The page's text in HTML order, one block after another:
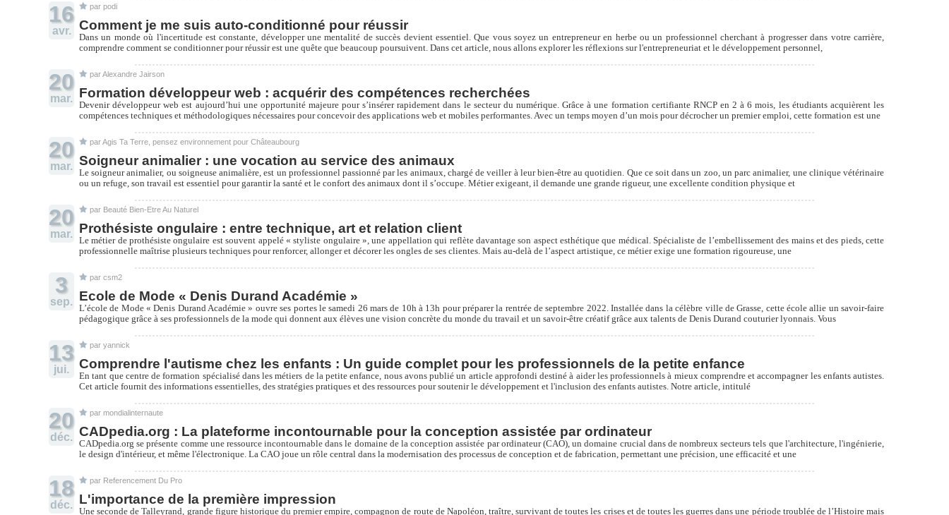
16
avr.
par podi
Comment je me suis auto-conditionné pour réussir
Dans un monde où l'incertitude est constante, développer une mentalité de succès devient essentiel. Que vous soyez un entrepreneur en herbe ou un professionnel cherchant à progresser dans votre carrière,
comprendre comment se conditionner pour réussir est une quête que beaucoup poursuivent. Dans cet article, nous allons explorer les réflexions sur l'entrepreneuriat et le développement personnel,
20
mar.
par Alexandre Jairson
Formation développeur web : acquérir des compétences recherchées
Devenir développeur web est aujourd’hui une opportunité majeure pour s’insérer rapidement dans le secteur du numérique. Grâce à une formation certifiante RNCP en 2 à 6 mois, les étudiants acquièrent les
compétences techniques et méthodologiques nécessaires pour concevoir des applications web et mobiles performantes. Avec un temps moyen d’un mois pour décrocher un premier emploi, cette formation est une
20
mar.
par Agis Ta Terre, pensez environnement pour Châteaubourg
Soigneur animalier : une vocation au service des animaux
Le soigneur animalier, ou soigneuse animalière, est un professionnel passionné par les animaux, chargé de veiller à leur bien-être au quotidien. Que ce soit dans un zoo, un parc animalier, une clinique vétérinaire
ou un refuge, son travail est essentiel pour garantir la santé et le confort des animaux dont il s’occupe. Métier exigeant, il demande une grande rigueur, une excellente condition physique et
20
mar.
par Beauté Bien-Etre Au Naturel
Prothésiste ongulaire : entre technique, art et relation client
Le métier de prothésiste ongulaire est souvent appelé « styliste ongulaire », une appellation qui reflète davantage son aspect esthétique que médical. Spécialiste de l’embellissement des mains et des pieds, cette
professionnelle maîtrise plusieurs techniques pour renforcer, allonger et décorer les ongles de ses clientes. Mais au-delà de l’aspect artistique, ce métier exige une formation rigoureuse, une
3
sep.
par csm2
Ecole de Mode « Denis Durand Académie »
L’école de Mode « Denis Durand Académie » ouvre ses portes le samedi 26 mars de 10h à 13h pour préparer la rentrée de septembre 2022. Installée dans la célèbre ville de Grasse, cette école allie un savoir-faire
pédagogique grâce à ses professionnels de la mode qui donnent aux élèves une vision concrète du monde du travail et un savoir-être créatif grâce aux talents de Denis Durand couturier lyonnais. Vous
13
jui.
par yannick
Comprendre l'autisme chez les enfants : Un guide complet pour les professionnels de la petite enfance
En tant que centre de formation spécialisé dans les métiers de la petite enfance, nous avons publié un article approfondi destiné à aider les professionnels à mieux comprendre et accompagner les enfants autistes.
Cet article fournit des informations essentielles, des stratégies pratiques et des ressources pour soutenir le développement et l'inclusion des enfants autistes. Notre article, intitulé
20
déc.
par mondialinternaute
CADpedia.org : La plateforme incontournable pour la conception assistée par ordinateur
CADpedia.org se présente comme une ressource incontournable dans le domaine de la conception assistée par ordinateur (CAO), un domaine crucial dans de nombreux secteurs tels que l'architecture, l'ingénierie,
le design d'intérieur, et même l'électronique. La CAO joue un rôle central dans la modernisation des processus de conception et de fabrication, permettant une précision, une efficacité et une
18
déc.
par Referencement Du Pro
L'importance de la première impression
Une seconde de Talleyrand, grande figure historique du premier empire, compagnon de route de Napoléon, traître, survivant de toutes les crises et de toutes les guerres dans une période troublée de l’Histoire mais